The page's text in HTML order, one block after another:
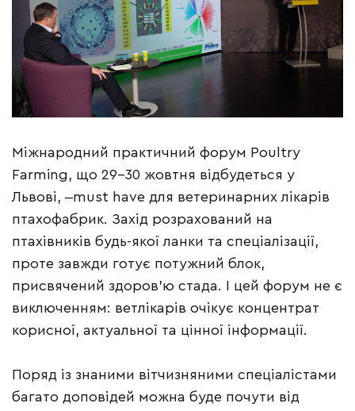
Міжнародний практичний форум Poultry
Farming, що 29-30 жовтня відбудеться у
Львові, ‒must have для ветеринарних лікарів
птахофабрик. Захід розрахований на
птахівників будь-якої ланки та спеціалізації,
проте завжди готує потужний блок,
присвячений здоров’ю стада. І цей форум не є
виключенням: ветлікарів очікує концентрат
корисної, актуальної та цінної інформації.
Поряд із знаними вітчизняними спеціалістами
багато доповідей можна буде почути від